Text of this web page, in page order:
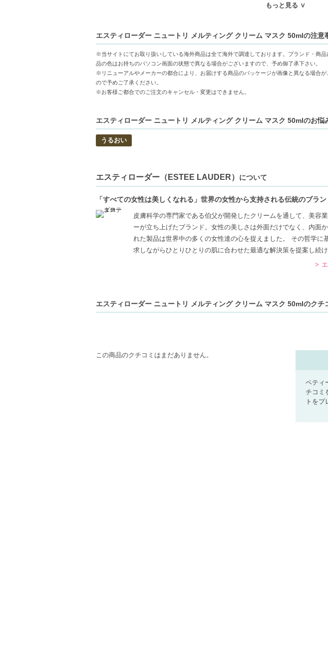
シルクのようななめらかさ-クリームが肌に均一に広がり、しっとりした仕上が
ニュートリ-9コンプレックス配合-肌の栄養をサポートし、明るく健康的な印象
バリア機能強化-肌を守ることで、敏感肌や季節の変化によるトラブルを軽減し
【こんな方へおすすめ】
トラブル肌に悩んでいる方
【JAN/UPC:0887167610620】
もっと見る ∨
エスティローダー ニュートリ メルティング クリーム マスク 50mlの注意
※当サイトにてお取り扱いしている海外商品は全て海外で調達しております。ブランド・商
品の色はお持ちのパソコン画面の状態で異なる場合がございますので、予め御了承下さい。
※リニューアルやメーカーの都合により、お届けする商品のパッケージが画像と異なる場合
ので予めご了承ください。
※お客様ご都合でのご注文のキャンセル・変更はできません。
エスティローダー ニュートリ メルティング クリーム マスク 50mlのお悩
うるおい
エスティローダー（ESTEE LAUDER） について
「すべての女性は美しくなれる」世界の女性から支持される伝統のブラン
皮膚科学の専門家である伯父が開発したクリームを通して、美容
ーが立ち上げたブランド。女性の美しさは外面だけでなく、内面
れた製品は世界中の多くの女性達の心を捉えました。 その哲学
求しながらひとりひとりの肌に合わせた最適な解決策を提案し続け
エスティローダー ニュートリ メルティング クリーム マスク 50mlのクチ
この商品のクチコミはまだありません。
ベティ
チコミ
トをプ